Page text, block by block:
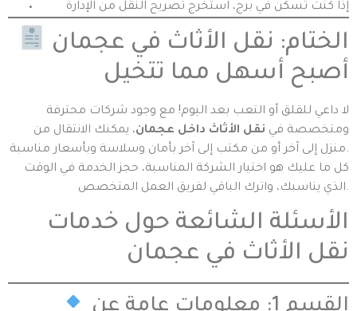
إذا كنت تسكن في برج، استخرج تصريح النقل من الإدارة
أصبح أسهل مما تتخيل
لا داعي للقلق أو التعب بعد اليوم! مع وجود شركات محترفة
ومتخصصة في نقل الأثاث داخل عجمان، يمكنك الانتقال من
منزل إلى آخر أو من مكتب إلى آخر بأمان وسلاسة وبأسعار مناسبة.
كل ما عليك هو اختيار الشركة المناسبة، حجز الخدمة في الوقت
الذي يناسبك، واترك الباقي لفريق العمل المتخصص.
الأسئلة الشائعة حول خدمات
نقل الأثاث في عجمان